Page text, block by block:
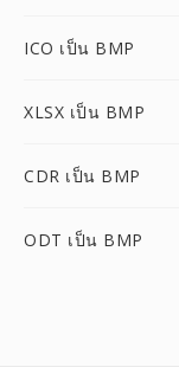
ICO เป็น BMP
XLSX เป็น BMP
CDR เป็น BMP
ODT เป็น BMP